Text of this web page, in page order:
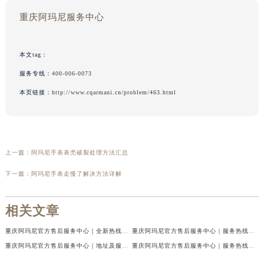
重庆阿玛尼服务中心
本文tag：
服务专线： 400-006-0073
本页链接： http://www.cqarmani.cn/problem/463.html
上一篇： 阿玛尼手表表壳破裂处理方法汇总
下一篇： 阿玛尼手表走慢了解决方法详解
相关文章
重庆阿玛尼官方售后服务中心｜全新热线及维修地址权威信息公示（2026年7月最新） 重庆阿玛尼官方售后服务中心｜服务热线及门店地址权威信息公示（2026年7月最新）
重庆阿玛尼官方售后服务中心｜地址及服务电话权威信息公示（2026年7月最新） 重庆阿玛尼官方售后服务中心｜服务热线与门店详细地址权威信息公示（2026年7月最新）